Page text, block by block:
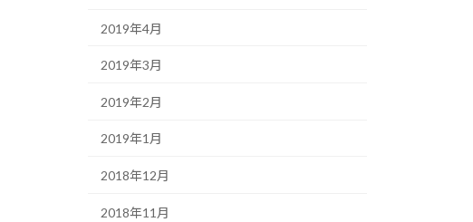
2019年4月
2019年3月
2019年2月
2019年1月
2018年12月
2018年11月